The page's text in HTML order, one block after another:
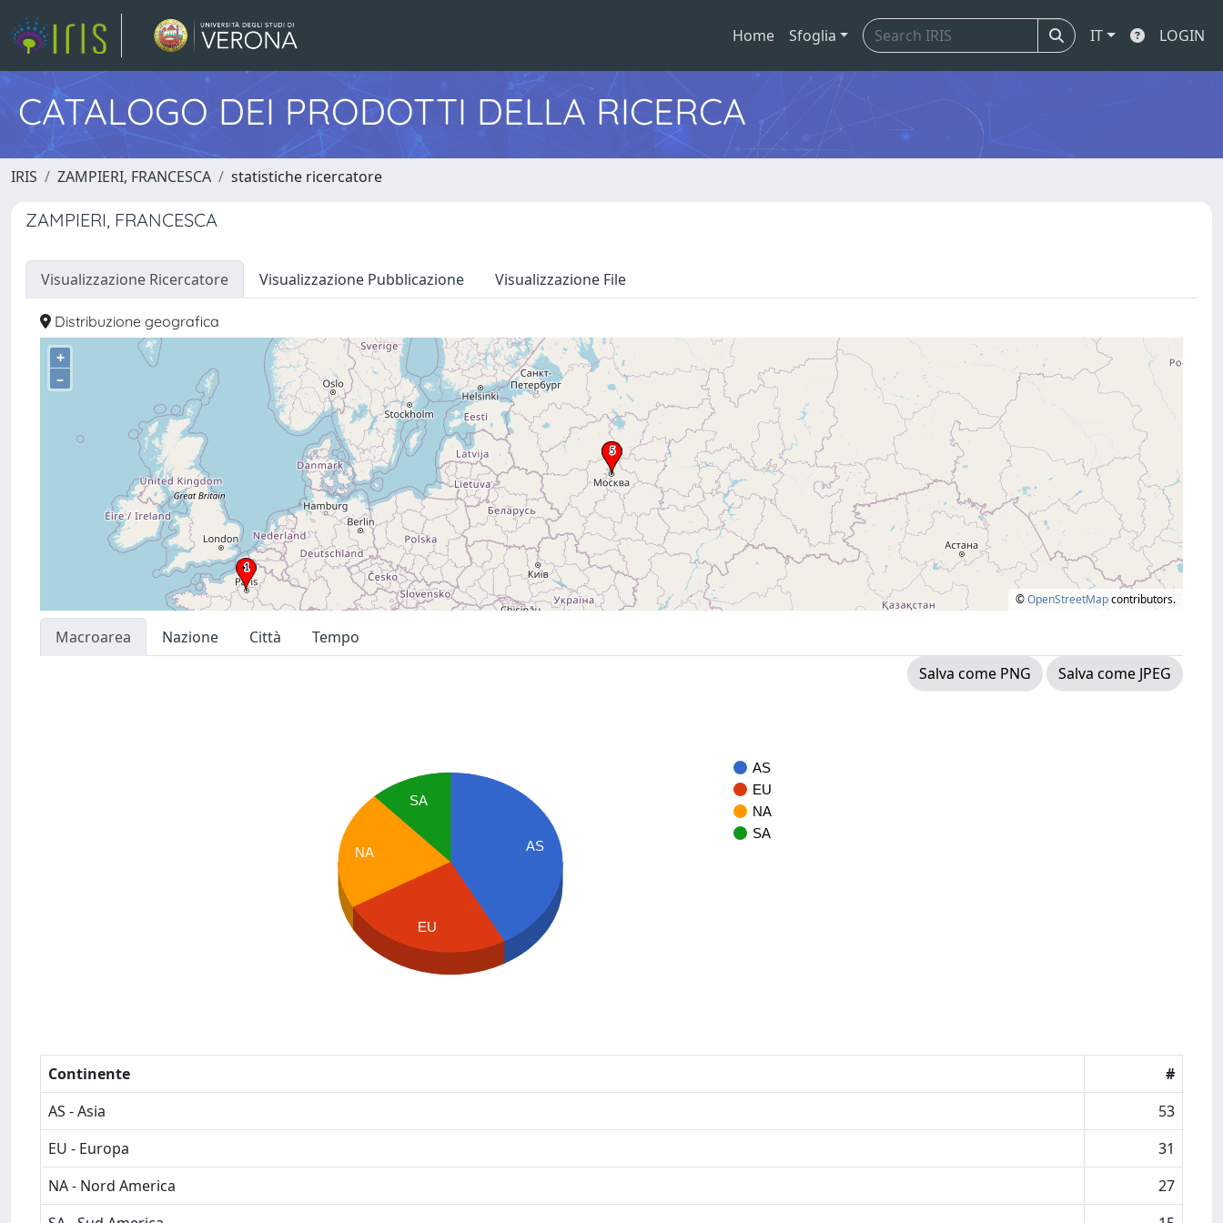
Home Sfoglia IT LOGIN
CATALOGO DEI PRODOTTI DELLA RICERCA
IRIS ZAMPIERI, FRANCESCA statistiche ricercatore
ZAMPIERI, FRANCESCA
Visualizzazione Ricercatore Visualizzazione Pubblicazione Visualizzazione File
Distribuzione geografica
+
–
©OpenStreetMapcontributors.
Macroarea Nazione Città
Tempo
Salva come PNG
Salva come JPEG
AS
EU
NA
SA
AS
SA
NA
EU
Continente
#
AS - Asia
53
EU - Europa
31
NA - Nord America
27